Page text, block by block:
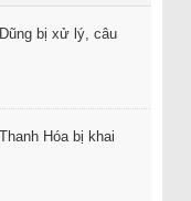
bị xử lý, câu
Hóa bị khai